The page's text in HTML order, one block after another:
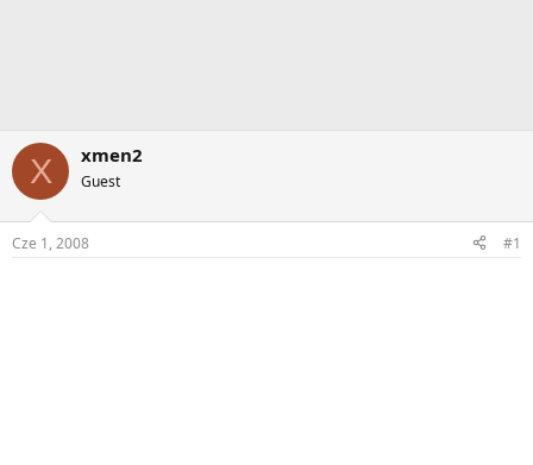
X xmen2
Guest
Cze 1, 2008 #1